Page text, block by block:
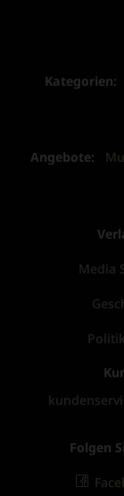
Kategorien:
Angebote:
Media
Folgen